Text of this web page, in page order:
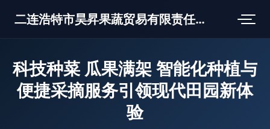
二连浩特市昊昇果蔬贸易有限责任公司
科技种菜 瓜果满架 智能化种植与
便捷采摘服务引领现代田园新体
验